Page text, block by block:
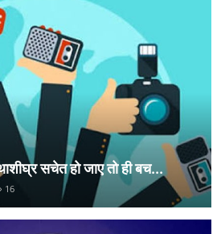
सचेत हो जाए तो ही बच...
16